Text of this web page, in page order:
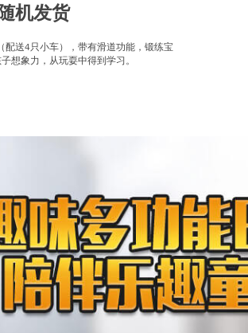
机发货
送4只小车），带有滑道功能，锻练宝
想象力，从玩耍中得到学习。